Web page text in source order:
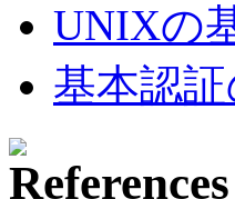
UNIXの
基本認